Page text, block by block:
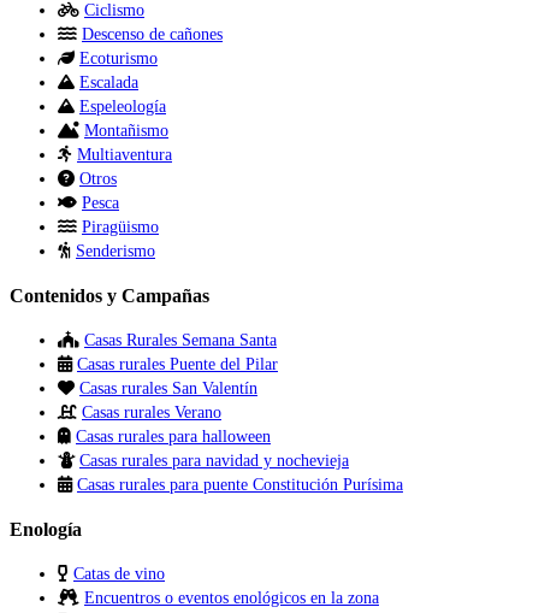
Ciclismo
Descenso de cañones
Ecoturismo
Escalada
Espeleología
Montañismo
Multiaventura
Otros
Pesca
Piragüismo
Senderismo
Contenidos y Campañas
Casas Rurales Semana Santa
Casas rurales Puente del Pilar
Casas rurales San Valentín
Casas rurales Verano
Casas rurales para halloween
Casas rurales para navidad y nochevieja
Casas rurales para puente Constitución Purísima
Enología
Catas de vino
Encuentros o eventos enológicos en la zona